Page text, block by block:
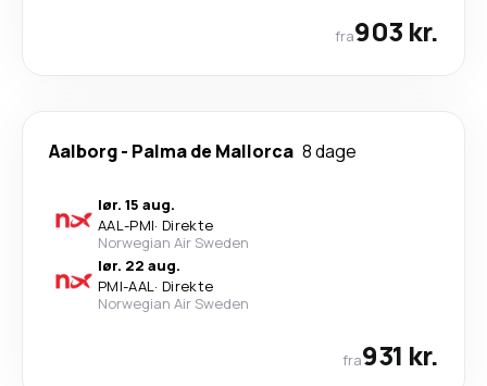
fra903 kr.
Aalborg- Palma de Mallorca 8 dage
lør. 15 aug.
AAL-PMI· Direkte
Norwegian Air Sweden
lør. 22 aug.
PMI-AAL· Direkte
Norwegian Air Sweden
fra931 kr.